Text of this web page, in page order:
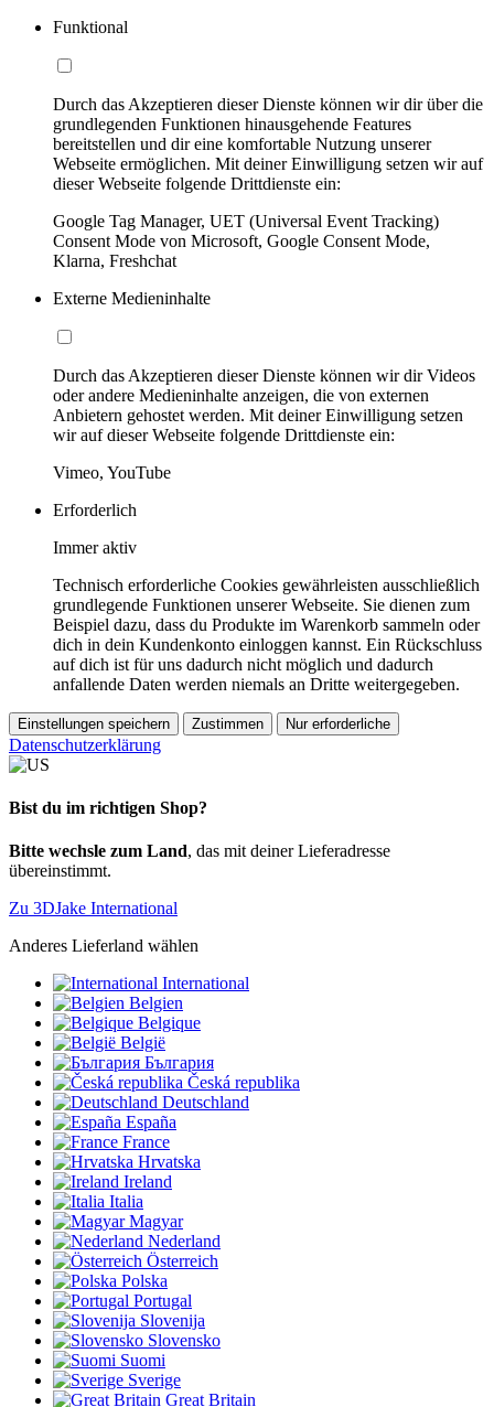
Funktional
Durch das Akzeptieren dieser Dienste können wir dir über die
grundlegenden Funktionen hinausgehende Features
bereitstellen und dir eine komfortable Nutzung unserer
Webseite ermöglichen. Mit deiner Einwilligung setzen wir auf
dieser Webseite folgende Drittdienste ein:
Google Tag Manager, UET (Universal Event Tracking)
Consent Mode von Microsoft, Google Consent Mode,
Klarna, Freshchat
Externe Medieninhalte
Durch das Akzeptieren dieser Dienste können wir dir Videos
oder andere Medieninhalte anzeigen, die von externen
Anbietern gehostet werden. Mit deiner Einwilligung setzen
wir auf dieser Webseite folgende Drittdienste ein:
Vimeo, YouTube
Erforderlich
Immer aktiv
Technisch erforderliche Cookies gewährleisten ausschließlich
grundlegende Funktionen unserer Webseite. Sie dienen zum
Beispiel dazu, dass du Produkte im Warenkorb sammeln oder
dich in dein Kundenkonto einloggen kannst. Ein Rückschluss
auf dich ist für uns dadurch nicht möglich und dadurch
anfallende Daten werden niemals an Dritte weitergegeben.
Einstellungen speichern Zustimmen Nur erforderliche
Datenschutzerklärung
Bist du im richtigen Shop?
Bitte wechsle zum Land, das mit deiner Lieferadresse
übereinstimmt.
Zu 3DJake International
Anderes Lieferland wählen
International
Belgien
Belgique
België
България
Česká republika
Deutschland
España
France
Hrvatska
Ireland
Italia
Magyar
Nederland
Österreich
Polska
Portugal
Slovenija
Slovensko
Suomi
Sverige
Great Britain